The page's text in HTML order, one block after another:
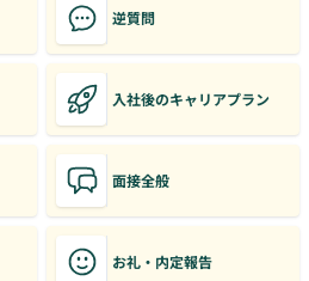
逆質問
入社後のキャリアプラン
面接全般
お礼・内定報告